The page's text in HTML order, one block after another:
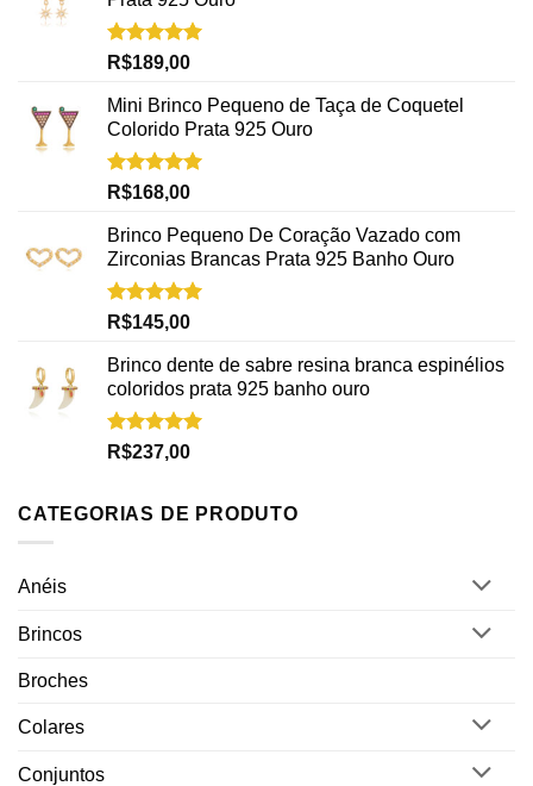
Avaliação
R$189,00
Mini Brinco Pequeno de Taça de Coquetel
Colorido Prata 925 Ouro
Avaliação
R$168,00
Brinco Pequeno De Coração Vazado com
Zirconias Brancas Prata 925 Banho Ouro
Avaliação
R$145,00
Brinco dente de sabre resina branca espinélios
coloridos prata 925 banho ouro
Avaliação
R$237,00
CATEGORIAS DE PRODUTO
Anéis
Brincos
Broches
Colares
Conjuntos